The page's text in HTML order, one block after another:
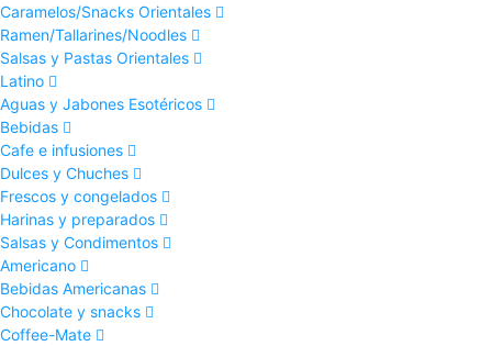
Caramelos/Snacks Orientales
Ramen/Tallarines/Noodles
Salsas y Pastas Orientales
Latino
Aguas y Jabones Esotéricos
Bebidas
Cafe e infusiones
Dulces y Chuches
Frescos y congelados
Harinas y preparados
Salsas y Condimentos
Americano
Bebidas Americanas
Chocolate y snacks
Coffee-Mate